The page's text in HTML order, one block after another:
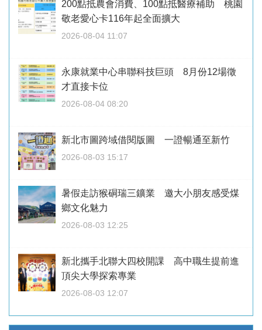
200點抵農會消費、100點抵醫療補助 桃園
敬老愛心卡116年起全面擴大
2026-08-04 11:07
永康就業中心串聯科技巨頭 8月份12場徵
才直接卡位
2026-08-04 08:20
新北市圖跨域借閱版圖 一證暢通至新竹
2026-08-03 15:17
暑假走訪猴硐瑞三鑛業 邀大小朋友感受煤
鄉文化魅力
2026-08-03 12:25
新北攜手北聯大四校開課 高中職生提前進
頂尖大學探索專業
2026-08-03 12:07